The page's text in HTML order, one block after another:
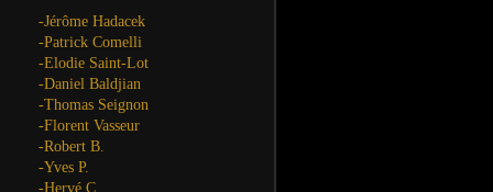
-Jérôme Hadacek
-Patrick Comelli
-Elodie Saint-Lot
-Daniel Baldjian
-Thomas Seignon
-Florent Vasseur
-Robert B.
-Yves P.
-Hervé C.